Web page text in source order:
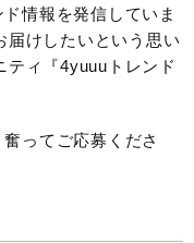
情報を発信していま
届けしたいという思い
ティ『4yuuuトレンド
ってご応募くださ